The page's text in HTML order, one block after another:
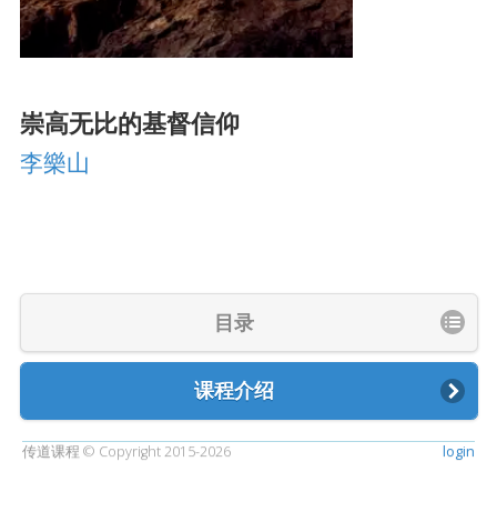
崇高无比的基督信仰
李樂山
目录
课程介绍
传道课程 © Copyright 2015-2026 login